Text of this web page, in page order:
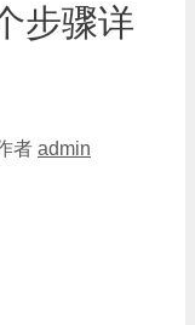
步骤详
者 admin